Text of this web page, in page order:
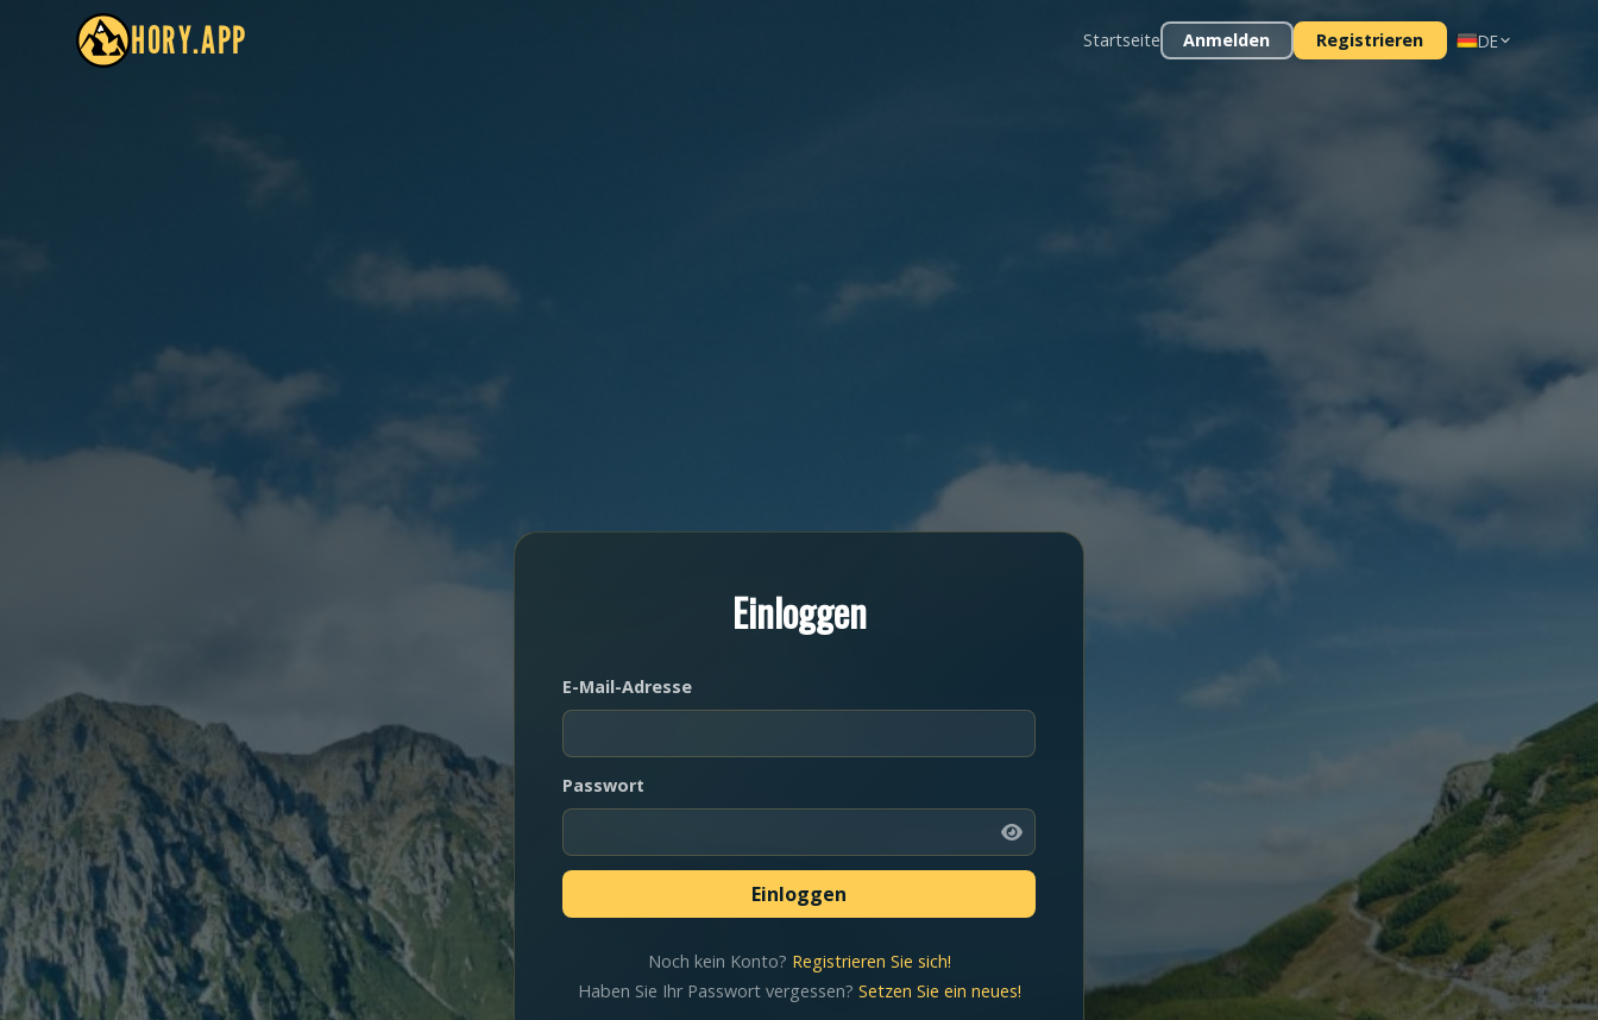
HORY.APP Startseite Anmelden Registrieren DE
Einloggen
E-Mail-Adresse
Passwort
Noch kein Konto? Registrieren Sie sich!
Haben Sie Ihr Passwort vergessen? Setzen Sie ein neues!